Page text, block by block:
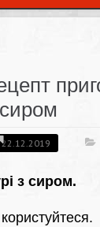
22.12.2019
з сиром.